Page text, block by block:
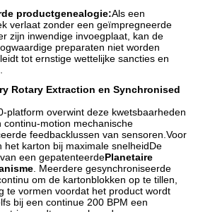
productgenealogie:Als een
verlaat zonder een geïmpregneerde
zijn inwendige invoegplaat, kan de
preparaten niet worden
tot ernstige wettelijke sancties en
Rotary Extraction en Synchronised
platform overwint deze kwetsbaarheden
motion mechanische
feedbacklussen van sensoren.Voor
het karton bij maximale snelheidDe
een gepatenteerdePlanetaire
. Meerdere gesynchroniseerde
om de kartonblokken op te tillen,
te vormen voordat het product wordt
bij een continue 200 BPM een